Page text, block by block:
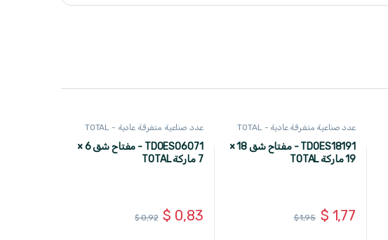
عدد صناعية متفرقة عادية - TOTAL
TDOES18191 - مفتاح شق 18 ×
19 ماركة TOTAL
$ 1,77
$1,95
عدد صناعية متفرقة عادية - TOTAL
TDOES06071 - مفتاح شق 6 ×
7 ماركة TOTAL
$ 0,83
$0,92